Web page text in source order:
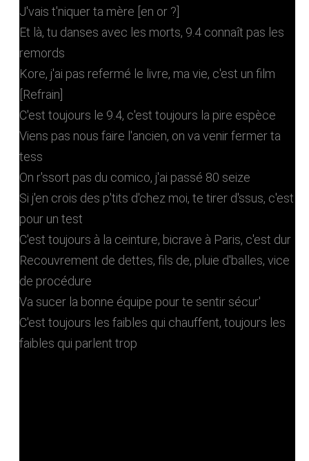
J'vais t'niquer ta mère [en or ?]
Et là, tu danses avec les morts, 9.4 connaît pas les
remords
Kore, j'ai pas refermé le livre, ma vie, c'est un film
[Refrain]
C'est toujours le 9.4, c'est toujours la pire espèce
Viens pas nous faire l'ancien, on va venir fermer ta
tess
On r'ssort pas du comico, j'ai passé 80 seize
Si j'en crois des p'tits d'chez moi, te tirer d'ssus, c'est
pour un test
C'est toujours à la ceinture, bicrave à Paris, c'est dur
Recouvrement de dettes, fils de, pluie d'balles, vice
de procédure
Va sucer la bonne équipe pour te sentir sécur'
C'est toujours les faibles qui chauffent, toujours les
faibles qui parlent trop